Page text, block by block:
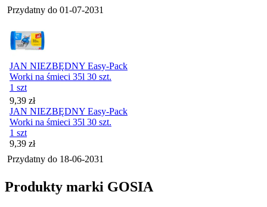
Przydatny do 01-07-2031
JAN NIEZBĘDNY Easy-Pack
Worki na śmieci 35l 30 szt.
1 szt
Cena
9,39 zł
JAN NIEZBĘDNY Easy-Pack
Worki na śmieci 35l 30 szt.
1 szt
Cena
9,39 zł
Przydatny do 18-06-2031
Produkty marki GOSIA